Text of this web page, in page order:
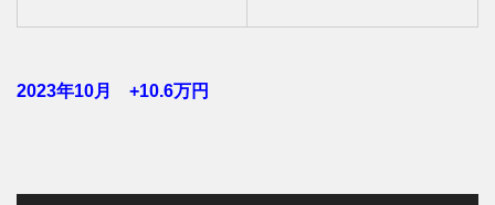
2023年10月 +10.6万円